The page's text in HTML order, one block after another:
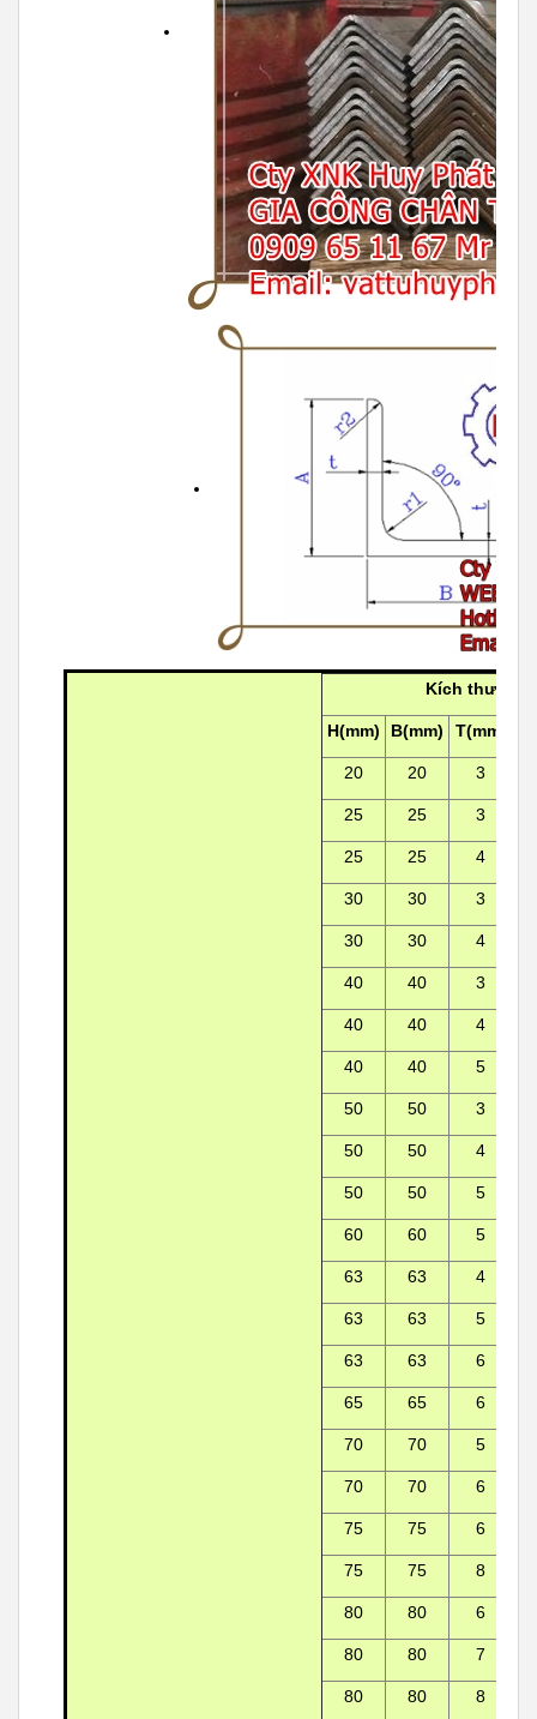
Kích thước
H(mm) B(mm) T(mm)
20 20 3
25 25 3
25 25 4
30 30 3
30 30 4
40 40 3
40 40 4
40 40 5
50 50 3
50 50 4
50 50 5
60 60 5
63 63 4
63 63 5
63 63 6
65 65 6
70 70 5
70 70 6
75 75 6
75 75 8
80 80 6
80 80 7
80 80 8